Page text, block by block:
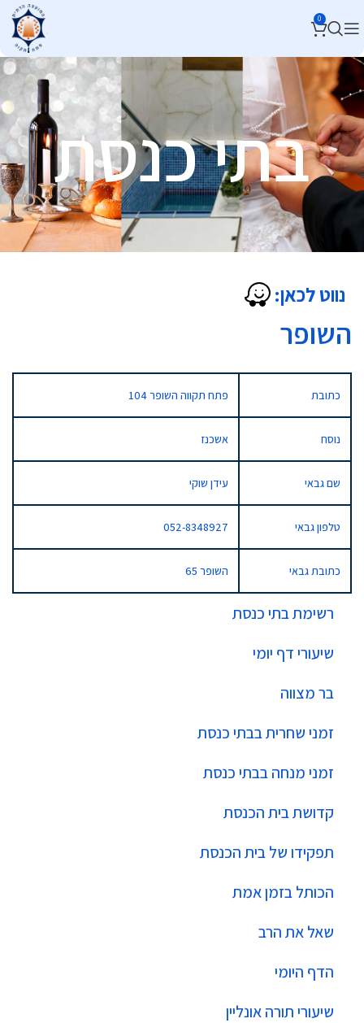
0
בתי כנסת
רשימת בתי כנסת
שיעורי דף יומי
בר מצווה
זמני שחרית בבתי כנסת
זמני מנחה בבתי כנסת
קדושת בית הכנסת
תפקידו של בית הכנסת
הכותל בזמן אמת
שאל את הרב
הדף היומי
שיעורי תורה אונליין
נווט לכאן:
השופר
כתובת פתח תקווה השופר 104
נוסח אשכנז
שם גבאי עידן שוקי
טלפון גבאי 052-8348927
כתובת גבאי השופר 65